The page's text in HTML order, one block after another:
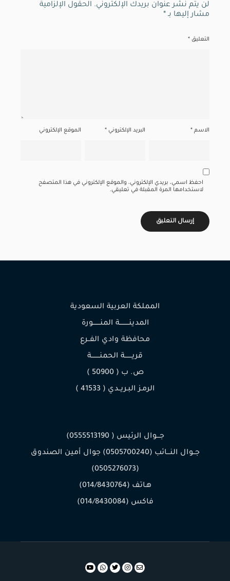
لن يتم نشر عنوان بريدك الإلكتروني. الحقول الإلزامية
مشار إليها بـ*
التعليق *
الاسم * البريد الإلكتروني* الموقع الإلكتروني
احفظ اسمي، بريدي الإلكتروني، والموقع الإلكتروني في هذا المتصفح
لاستخدامها المرة المقبلة في تعليقي.
المملكة العربية السعودية
المدينـــــــــة المنـــــــورة
محافظة وادي الفــرع
قريـــــــة الحمنــــــــة
ص. ب ( 50900 )
الرمـز البـريــدي ( 41533 )
جـــوال الرئيس ( 0555513190)
جــوال النـــائب (0505700240) جوال أمين الصندوق
(0505276073)
هـاتف (014/8430764)
فاكس (014/8430084)